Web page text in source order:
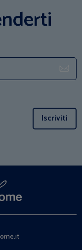
Iscriviti